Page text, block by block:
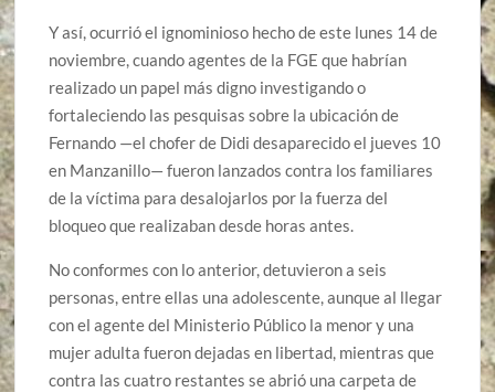
Y así, ocurrió el ignominioso hecho de este lunes 14 de
noviembre, cuando agentes de la FGE que habrían
realizado un papel más digno investigando o
fortaleciendo las pesquisas sobre la ubicación de
Fernando —el chofer de Didi desaparecido el jueves 10
en Manzanillo— fueron lanzados contra los familiares
de la víctima para desalojarlos por la fuerza del
bloqueo que realizaban desde horas antes.
No conformes con lo anterior, detuvieron a seis
personas, entre ellas una adolescente, aunque al llegar
con el agente del Ministerio Público la menor y una
mujer adulta fueron dejadas en libertad, mientras que
contra las cuatro restantes se abrió una carpeta de